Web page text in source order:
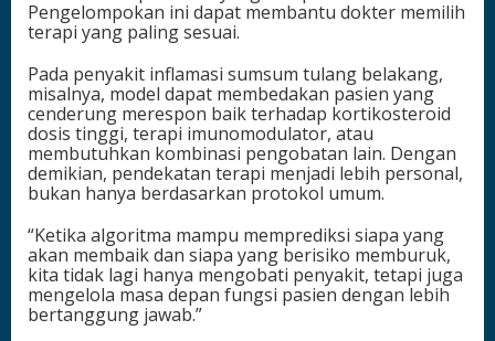
Pengelompokan ini dapat membantu dokter memilih
terapi yang paling sesuai.
Pada penyakit inflamasi sumsum tulang belakang,
misalnya, model dapat membedakan pasien yang
cenderung merespon baik terhadap kortikosteroid
dosis tinggi, terapi imunomodulator, atau
membutuhkan kombinasi pengobatan lain. Dengan
demikian, pendekatan terapi menjadi lebih personal,
bukan hanya berdasarkan protokol umum.
“Ketika algoritma mampu memprediksi siapa yang
akan membaik dan siapa yang berisiko memburuk,
kita tidak lagi hanya mengobati penyakit, tetapi juga
mengelola masa depan fungsi pasien dengan lebih
bertanggung jawab.”